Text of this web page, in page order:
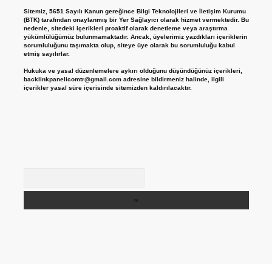
Sitemiz, 5651 Sayılı Kanun gereğince Bilgi Teknolojileri ve İletişim Kurumu
(BTK) tarafından onaylanmış bir Yer Sağlayıcı olarak hizmet vermektedir. Bu
nedenle, sitedeki içerikleri proaktif olarak denetleme veya araştırma
yükümlülüğümüz bulunmamaktadır. Ancak, üyelerimiz yazdıkları içeriklerin
sorumluluğunu taşımakta olup, siteye üye olarak bu sorumluluğu kabul
etmiş sayılırlar.
Hukuka ve yasal düzenlemelere aykırı olduğunu düşündüğünüz içerikleri,
backlinkpanelicomtr@gmail.comadresine bildirmeniz halinde, ilgili
içerikler yasal süre içerisinde sitemizden kaldırılacaktır.